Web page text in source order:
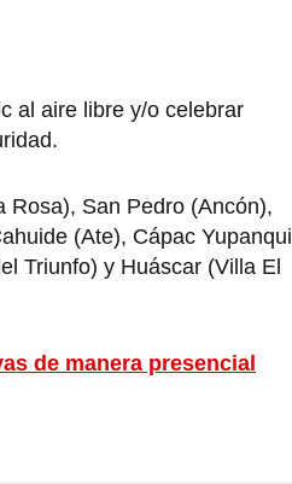
al aire libre y/o celebrar
Rosa), San Pedro (Ancón),
(Ate), Cápac Yupanqui
Triunfo) y Huáscar (Villa El
de manera presencial